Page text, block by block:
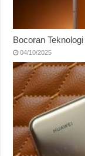
Bocoran
04/10/2025